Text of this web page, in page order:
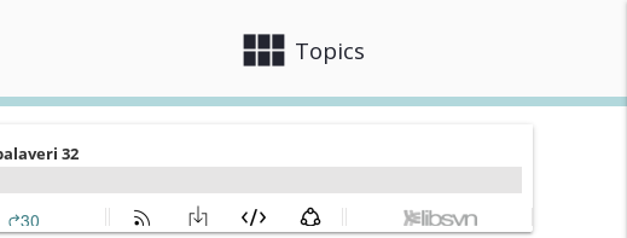
view_module Topics